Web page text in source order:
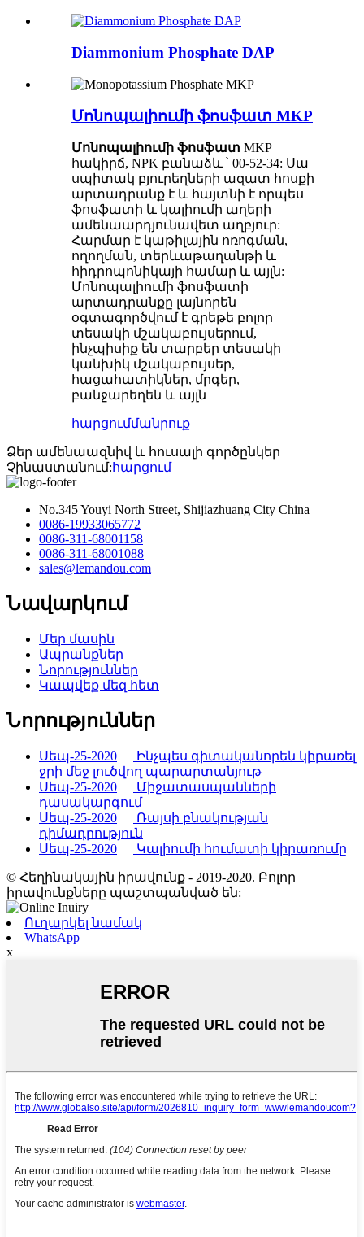
Diammonium Phosphate DAP
Մոնոպալիումի ֆոսֆատ MKP
Մոնոպալիումի ֆոսֆատ MKP
հակիրճ, NPK բանաձև ՝ 00-52-34: Սա
սպիտակ բյուրեղների ազատ հոսքի
արտադրանք է և հայտնի է որպես
ֆոսֆատի և կալիումի աղերի
ամենաարդյունավետ աղբյուր:
Հարմար է կաթիլային ոռոգման,
ողողման, տերևաթաղանթի և
հիդրոպոնիկայի համար և այլն:
Մոնոպալիումի ֆոսֆատի
արտադրանքը լայնորեն
օգտագործվում է գրեթե բոլոր
տեսակի մշակաբույսերում,
ինչպիսիք են տարբեր տեսակի
կանխիկ մշակաբույսեր,
հացահատիկներ, մրգեր,
բանջարեղեն և այլն
հարցումմանրուք
Ձեր ամենաազնիվ և հուսալի գործընկեր
Չինաստանում: հարցում
No.345 Youyi North Street, Shijiazhuang City China
0086-19933065772
0086-311-68001158
0086-311-68001088
sales@lemandou.com
Նավարկում
Մեր մասին
Ապրանքներ
Նորություններ
Կապվեք մեզ հետ
Նորություններ
Սեպ-25-2020
Ինչպես գիտականորեն կիրառել
ջրի մեջ լուծվող պարարտանյութ
Սեպ-25-2020
Միջատասպանների
դասակարգում
Սեպ-25-2020
Ռայսի բնակության
դիմադրություն
Սեպ-25-2020
Կալիումի հումատի կիրառումը
© Հեղինակային իրավունք - 2019-2020. Բոլոր
իրավունքները պաշտպանված են:
Ուղարկել նամակ
WhatsApp
x